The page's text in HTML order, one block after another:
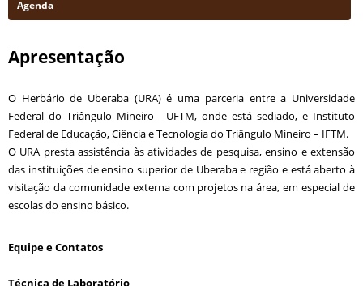
Agenda
Apresentação
O Herbário de Uberaba (URA) é uma parceria entre a Universidade
Federal do Triângulo Mineiro - UFTM, onde está sediado, e Instituto
Federal de Educação, Ciência e Tecnologia do Triângulo Mineiro – IFTM.
O URA presta assistência às atividades de pesquisa, ensino e extensão
das instituições de ensino superior de Uberaba e região e está aberto à
visitação da comunidade externa com projetos na área, em especial de
escolas do ensino básico.
Equipe e Contatos
Técnica de Laboratório